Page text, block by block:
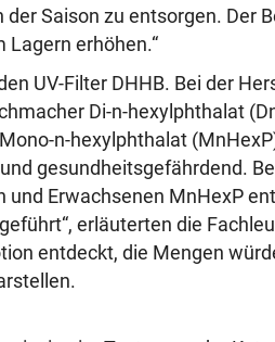
der Saison zu entsorgen. Der
Lagern erhöhen.“
UV-Filter DHHB. Bei der
Di-n-hexylphthalat
n-hexylphthalat
gesundheitsgefährdend.
und Erwachsenen MnHexP
erläuterten die
entdeckt, die Mengen